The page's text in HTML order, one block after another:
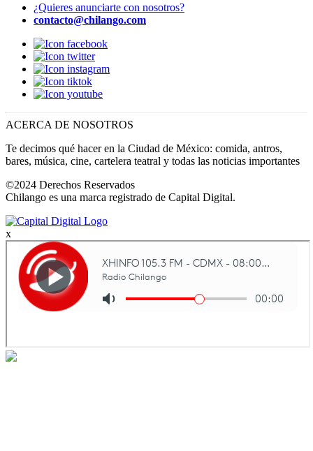
¿Quieres anunciarte con nosotros?
contacto@chilango.com
ACERCA DE NOSOTROS
Te decimos qué hacer en la Ciudad de México: comida, antros,
bares, música, cine, cartelera teatral y todas las noticias importantes
©2024 Derechos Reservados
Chilango es una marca registrado de Capital Digital.
x